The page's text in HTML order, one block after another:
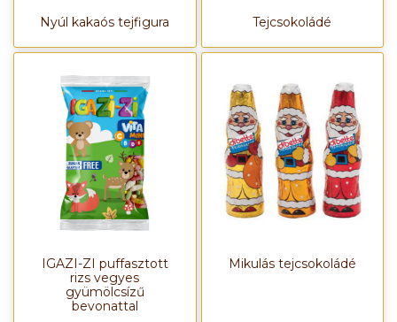
Nyúl kakaós tejfigura Tejcsokoládé
IGAZI-ZI puffasztott
rizs vegyes
gyümölcsízű
bevonattal
Mikulás tejcsokoládé